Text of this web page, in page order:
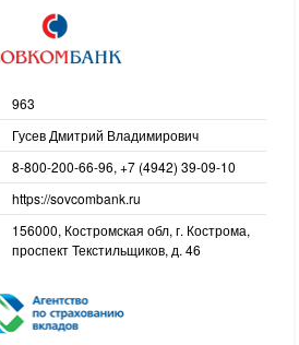
963
Гусев Дмитрий Владимирович
8-800-200-66-96, +7 (4942) 39-09-10
https://sovcombank.ru
156000, Костромская обл, г. Кострома,
проспект Текстильщиков, д. 46